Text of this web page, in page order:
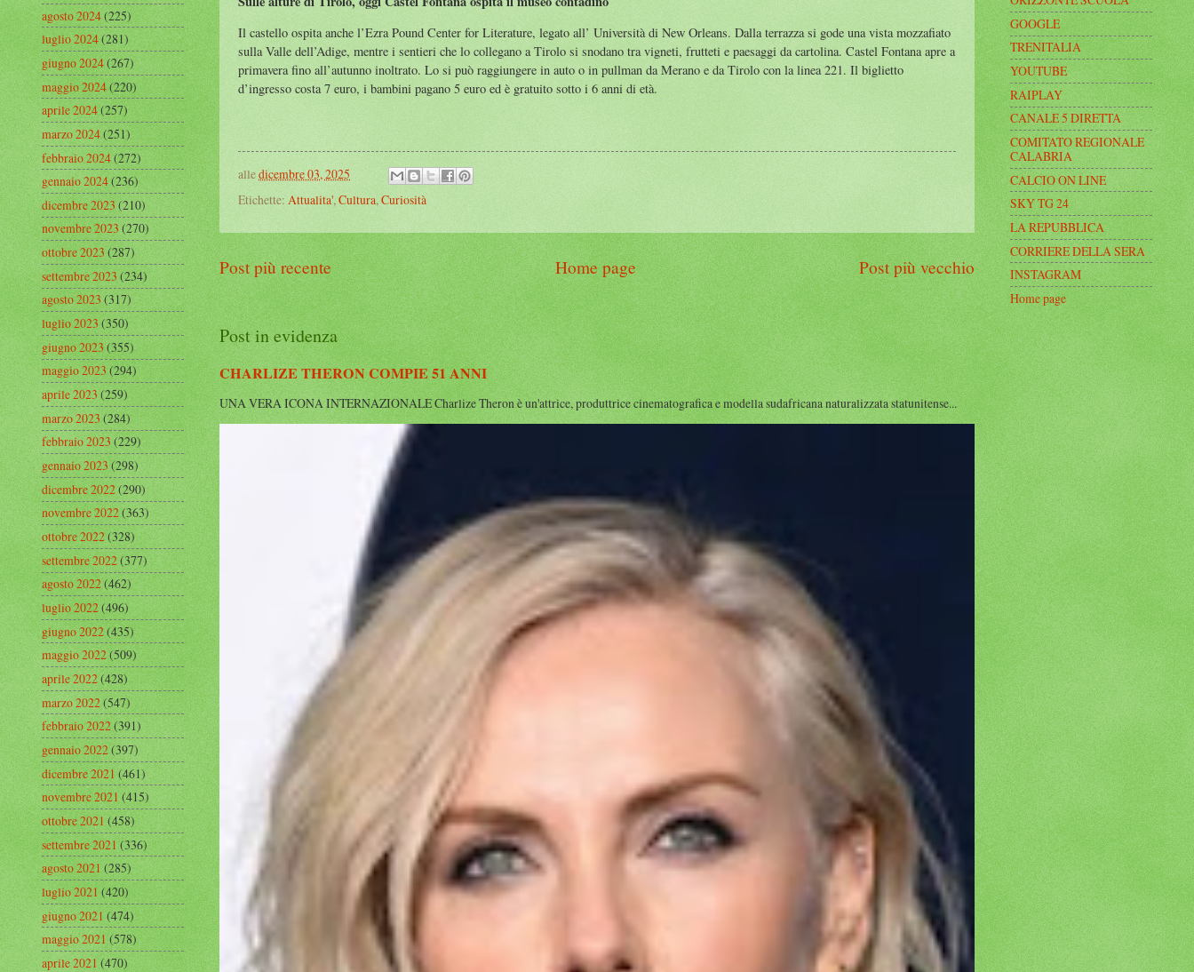
Il castello ospita anche l’Ezra Pound Center for Literature, legato all’ Università di New Orleans. Dalla terrazza si gode una vista mozzafiato
sulla Valle dell’Adige, mentre i sentieri che lo collegano a Tirolo si snodano tra vigneti, frutteti e paesaggi da cartolina. Castel Fontana apre a
primavera fino all’autunno inoltrato. Lo si può raggiungere in auto o in pullman da Merano e da Tirolo con la linea 221. Il biglietto
d’ingresso costa 7 euro, i bambini pagano 5 euro ed è gratuito sotto i 6 anni di età.
alledicembre 03, 2025
Etichette: Attualita',Cultura,Curiosità
Post più recente Post più vecchio
Home page
Post in evidenza
CHARLIZE THERON COMPIE 51 ANNI
UNA VERA ICONA INTERNAZIONALE Charlize Theron è un'attrice, produttrice cinematografica e modella sudafricana naturalizzata statunitense...
agosto 2024(225)
luglio 2024(281)
giugno 2024(267)
maggio 2024(220)
aprile 2024(257)
marzo 2024(251)
febbraio 2024(272)
gennaio 2024(236)
dicembre 2023(210)
novembre 2023(270)
ottobre 2023(287)
settembre 2023(234)
agosto 2023(317)
luglio 2023(350)
giugno 2023(355)
maggio 2023(294)
aprile 2023(259)
marzo 2023(284)
febbraio 2023(229)
gennaio 2023(298)
dicembre 2022(290)
novembre 2022(363)
ottobre 2022(328)
settembre 2022(377)
agosto 2022(462)
luglio 2022(496)
giugno 2022(435)
maggio 2022(509)
aprile 2022(428)
marzo 2022(547)
febbraio 2022(391)
gennaio 2022(397)
dicembre 2021(461)
novembre 2021(415)
ottobre 2021(458)
settembre 2021(336)
agosto 2021(285)
luglio 2021(420)
giugno 2021(474)
maggio 2021(578)
aprile 2021(470)
GOOGLE
TRENITALIA
YOUTUBE
RAIPLAY
CANALE 5 DIRETTA
COMITATO REGIONALE
CALABRIA
CALCIO ON LINE
SKY TG 24
LA REPUBBLICA
CORRIERE DELLA SERA
INSTAGRAM
Home page